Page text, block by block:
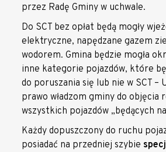
przez Radę Gminy w uchwale.
Do SCT bez opłat będą mogły
elektryczne, napędzane gazem
wodorem. Gmina będzie mogła
inne kategorie pojazdów, które
do poruszania się lub nie w SCT –
prawo władzom gminy do objęcia
wszystkich pojazdów „będących
Każdy dopuszczony do ruchu
posiadać na przedniej szybie